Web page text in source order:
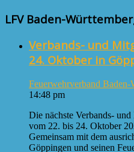
LFV Baden-
Verbands- und
24. Oktober in
Feuerwehrverband
14:48 pm
Die nächste Verbands-
vom 22. bis 24. Oktober
Gemeinsam mit dem
Göppingen und seinen